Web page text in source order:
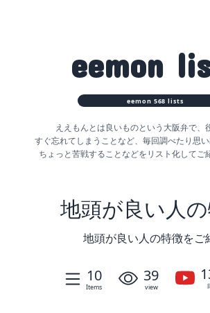
eemon
eemon 568 lists
ええもんとは良いものという大阪弁で、
すぐ忘れてしまうことなど、 毎回調べたり思
ちょっと苦戦することなどをリスト化してご
地頭が良い人
地頭が良い人の特徴をご
10
Items
39
view